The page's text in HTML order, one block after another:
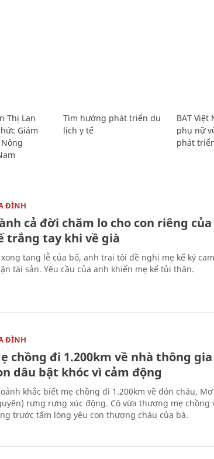
Thị Lan
Giám
Tìm hướng phát triển du
lịch y tế
BAT Việt
phụ nữ
phát
ĐÌNH
cả đời chăm lo cho con riêng
trắng tay khi về già
xong tang lễ của bố, anh trai tôi đề nghị mẹ kế ký
tài sản. Yêu cầu của anh khiến mẹ kế tủi thân.
ĐÌNH
chồng đi 1.200km về nhà thông
dâu bật khóc vì cảm động
khắc biết mẹ chồng đi 1.200km về đón cháu,
rưng rưng xúc động. Cô vừa thương mẹ chồng
trước tấm lòng yêu con thương cháu của bà.